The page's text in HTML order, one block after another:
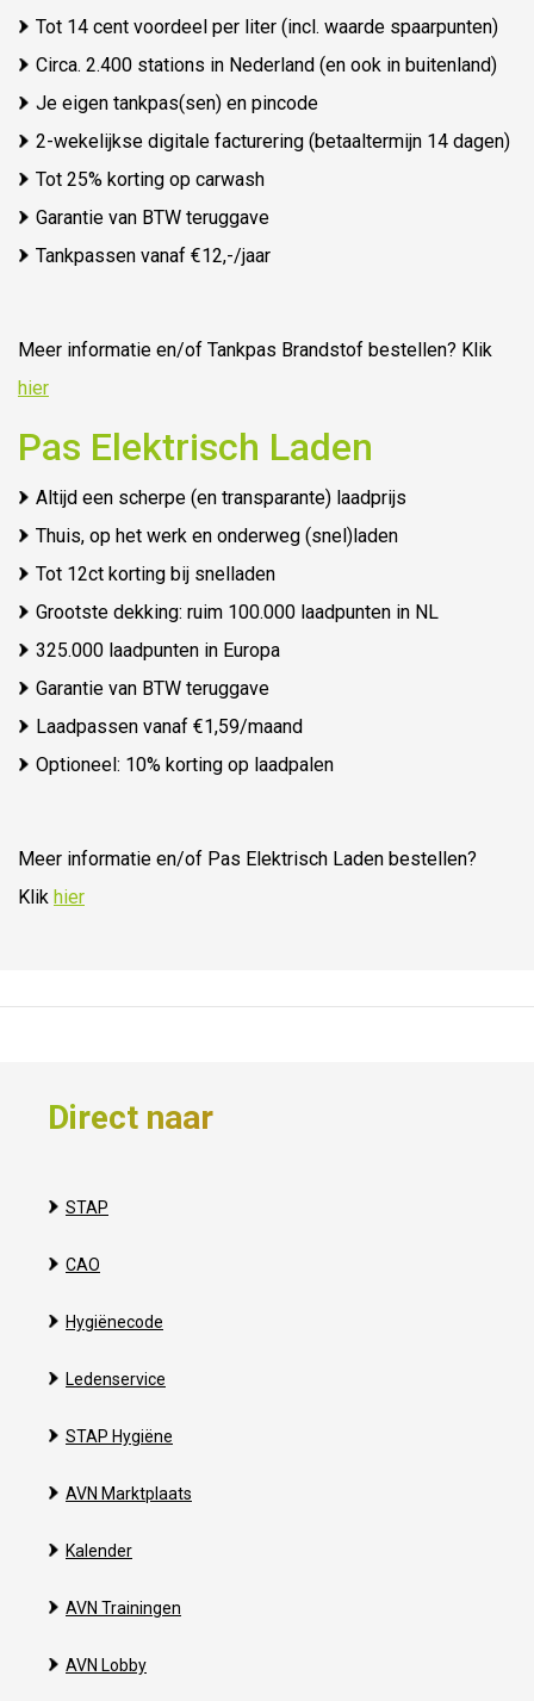
Tot 14 cent voordeel per liter (incl. waarde spaarpunten)
Circa. 2.400 stations in Nederland (en ook in buitenland)
Je eigen tankpas(sen) en pincode
2-wekelijkse digitale facturering (betaaltermijn 14 dagen)
Tot 25% korting op carwash
Garantie van BTW teruggave
Tankpassen vanaf €12,-/jaar
Meer informatie en/of Tankpas Brandstof bestellen? Klik
hier
Pas Elektrisch Laden
Altijd een scherpe (en transparante) laadprijs
Thuis, op het werk en onderweg (snel)laden
Tot 12ct korting bij snelladen
Grootste dekking: ruim 100.000 laadpunten in NL
325.000 laadpunten in Europa
Garantie van BTW teruggave
Laadpassen vanaf €1,59/maand
Optioneel: 10% korting op laadpalen
Meer informatie en/of Pas Elektrisch Laden bestellen?
Klik hier
Direct naar
STAP
CAO
Hygiënecode
Ledenservice
STAP Hygiëne
AVN Marktplaats
Kalender
AVN Trainingen
AVN Lobby